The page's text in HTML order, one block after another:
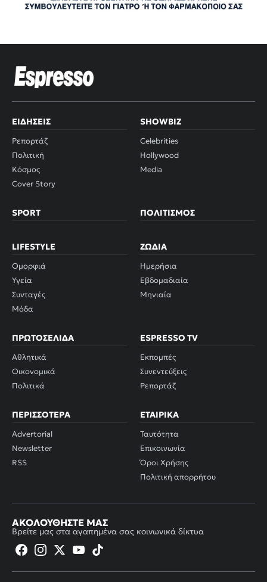
ΕΙΔΉΣΕΙΣ
Ρεπορτάζ
Πολιτική
Κόσμος
Cover Story
SHOWBIZ
Celebrities
Hollywood
Media
SPORT ΠΟΛΙΤΙΣΜΌΣ
LIFESTYLE
Ομορφιά
Υγεία
Συνταγές
Μόδα
ΖΏΔΙΑ
Ημερήσια
Εβδομαδιαία
Μηνιαία
ΠΡΩΤΟΣΈΛΙΔΑ
Αθλητικά
Οικονομικά
Πολιτικά
ESPRESSO TV
Εκπομπές
Συνεντεύξεις
Ρεπορτάζ
ΠΕΡΙΣΣΌΤΕΡΑ
Advertorial
Newsletter
RSS
ΕΤΑΙΡΙΚΆ
Ταυτότητα
Επικοινωνία
Όροι Χρήσης
Πολιτική απορρήτου
ΑΚΟΛΟΥΘΉΣΤΕ ΜΑΣ
Βρείτε μας στα αγαπημένα σας κοινωνικά δίκτυα